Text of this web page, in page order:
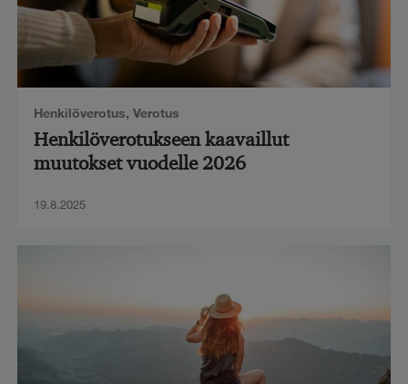
Henkilöverotus, Verotus
Henkilöverotukseen kaavaillut
muutokset vuodelle 2026
19.8.2025